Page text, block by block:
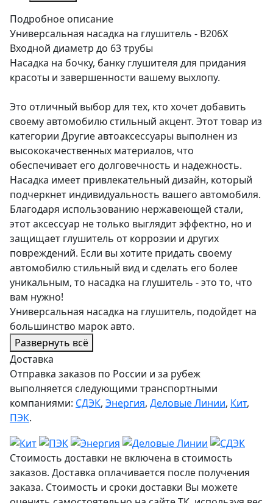
Подробное описание
Универсальная насадка на глушитель - B206X
Входной диаметр до 63 трубы
Насадка на бочку, банку глушителя для придания
красоты и завершенности вашему выхлопу.
Это отличный выбор для тех, кто хочет добавить
своему автомобилю стильный акцент. Этот товар из
категории Другие автоаксессуары выполнен из
высококачественных материалов, что
обеспечивает его долговечность и надежность.
Насадка имеет привлекательный дизайн, который
подчеркнет индивидуальность вашего автомобиля.
Благодаря использованию нержавеющей стали,
этот аксессуар не только выглядит эффектно, но и
защищает глушитель от коррозии и других
повреждений. Если вы хотите придать своему
автомобилю стильный вид и сделать его более
уникальным, то насадка на глушитель - это то, что
вам нужно!
Универсальная насадка на глушитель, подойдет на
большинство марок авто.
Развернуть всё
Доставка
Отправка заказов по России и за рубеж
выполняется следующими транспортными
компаниями: СДЭК, Энергия, Деловые Линии, Кит,
ПЭК.
Стоимость доставки не включена в стоимость
заказов. Доставка оплачивается после получения
заказа. Стоимость и сроки доставки Вы можете